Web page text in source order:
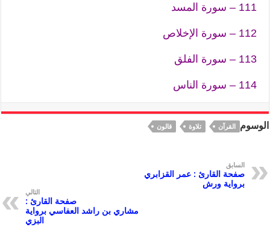
111 – سورة المسد
112 – سورة الإخلاص
113 – سورة الفلق
114 – سورة الناس
الوسوم القرآن تلاوة قالون
السابق
صفحة القارئ : عمر القزابري
برواية ورش
التالي
صفحة القارئ :
مشاري بن راشد العفاسي برواية
البزي